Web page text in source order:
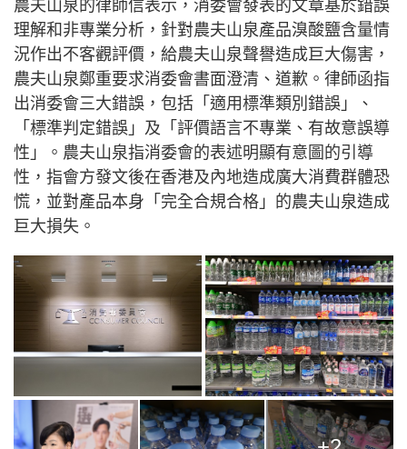
農夫山泉的律師信表示，消委會發表的文章基於錯誤
理解和非專業分析，針對農夫山泉產品溴酸鹽含量情
況作出不客觀評價，給農夫山泉聲譽造成巨大傷害，
農夫山泉鄭重要求消委會書面澄清、道歉。律師函指
出消委會三大錯誤，包括「適用標準類別錯誤」、
「標準判定錯誤」及「評價語言不專業、有故意誤導
性」。農夫山泉指消委會的表述明顯有意圖的引導
性，指會方發文後在香港及內地造成廣大消費群體恐
慌，並對產品本身「完全合規合格」的農夫山泉造成
巨大損失。